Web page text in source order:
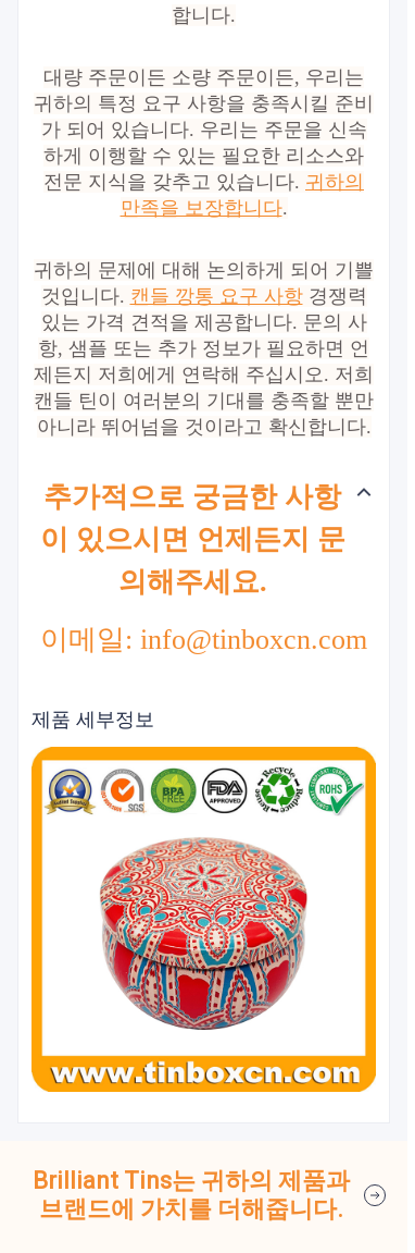
합니다.
대량 주문이든 소량 주문이든, 우리는
귀하의 특정 요구 사항을 충족시킬 준비
가 되어 있습니다. 우리는 주문을 신속
하게 이행할 수 있는 필요한 리소스와
전문 지식을 갖추고 있습니다. 귀하의
만족을 보장합니다.
귀하의 문제에 대해 논의하게 되어 기쁠
것입니다. 캔들 깡통 요구 사항경쟁력
있는 가격 견적을 제공합니다. 문의 사
항, 샘플 또는 추가 정보가 필요하면 언
제든지 저희에게 연락해 주십시오. 저희
캔들 틴이 여러분의 기대를 충족할 뿐만
아니라 뛰어넘을 것이라고 확신합니다.
추가적으로 궁금한 사항
이 있으시면 언제든지 문
의해주세요.
이메일: info@tinboxcn.com
제품 세부정보
Brilliant Tins는 귀하의 제품과
브랜드에 가치를 더해줍니다.